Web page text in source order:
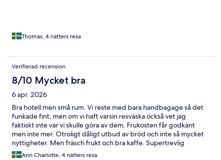
Thomas, 4 nätters resa
Verifierad recension
8/10 Mycket bra
6 apr. 2026
Bra hotell men små rum. Vi reste med bara handbagage så det
funkade fint, men om vi haft varsin resväska också vet jag
faktiskt inte var vi skulle göra av dem. Frukosten får godkänt
men inte mer. Otroligt dåligt utbud av bröd och inte så mycket
nyttigheter. Men fräsch frukt och bra kaffe. Supertrevlig
personal, omtänksam och effektiv.
Ann Charlotte, 4 nätters resa